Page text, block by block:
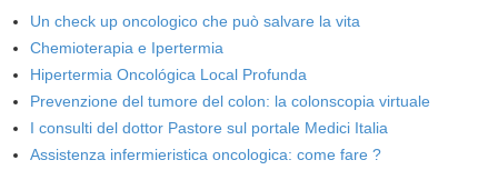
Un check up oncologico che può salvare la vita
Chemioterapia e Ipertermia
Hipertermia Oncológica Local Profunda
Prevenzione del tumore del colon: la colonscopia virtuale
I consulti del dottor Pastore sul portale Medici Italia
Assistenza infermieristica oncologica: come fare ?